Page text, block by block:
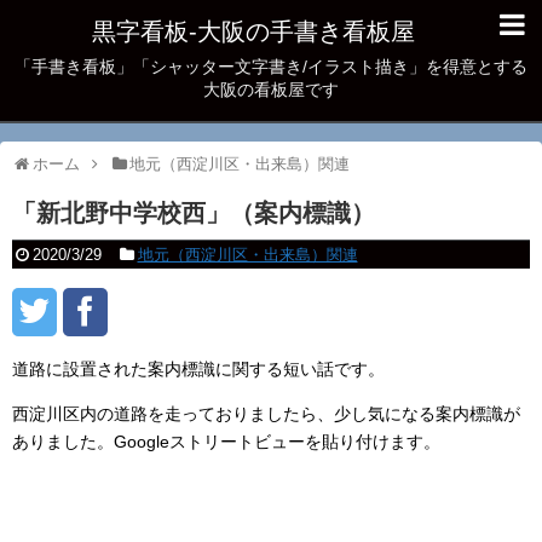
黒字看板‐大阪の手書き看板屋
「手書き看板」「シャッター文字書き/イラスト描き」を得意とする
大阪の看板屋です
ホーム 地元（西淀川区・出来島）関連
「新北野中学校西」（案内標識）
2020/3/29 地元（西淀川区・出来島）関連
道路に設置された案内標識に関する短い話です。
西淀川区内の道路を走っておりましたら、少し気になる案内標識が
ありました。Googleストリートビューを貼り付けます。